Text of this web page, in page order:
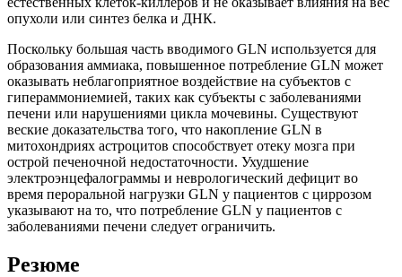
опухоли или синтез белка и ДНК.
Поскольку большая часть вводимого GLN используется для
образования аммиака, повышенное потребление GLN может
оказывать неблагоприятное воздействие на субъектов с
гипераммониемией, таких как субъекты с заболеваниями
печени или нарушениями цикла мочевины. Существуют
веские доказательства того, что накопление GLN в
митохондриях астроцитов способствует отеку мозга при
острой печеночной недостаточности. Ухудшение
электроэнцефалограммы и неврологический дефицит во
время пероральной нагрузки GLN у пациентов с циррозом
указывают на то, что потребление GLN у пациентов с
заболеваниями печени следует ограничить.
Резюме